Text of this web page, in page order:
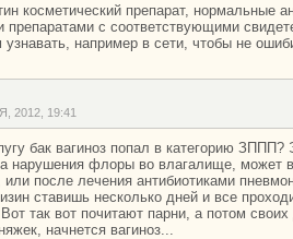
косметический препарат, нормальные
препаратами с соответствующими
узнавать, например в сети, чтобы не
2012, 19:41
бак вагиноз попал в категорию ЗППП?
нарушения флоры во влагалище, может
или после лечения антибиотиками
ставишь несколько дней и все
так вот почитают парни, а потом
начнется вагиноз...